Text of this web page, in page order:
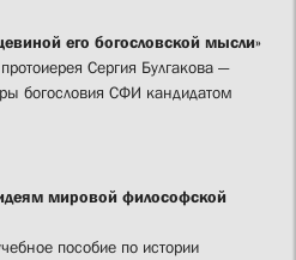
его богословской мысли»
Сергия Булгакова —
богословия СФИ кандидатом
мировой философской
пособие по истории